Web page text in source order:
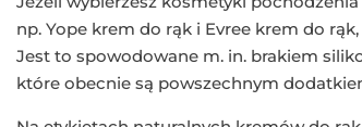
np. Yope krem do rąk i Evree krem do
Jest to spowodowane m. in. brakiem
które obecnie są powszechnym